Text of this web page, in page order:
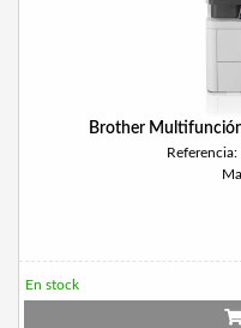
Brother
En stock